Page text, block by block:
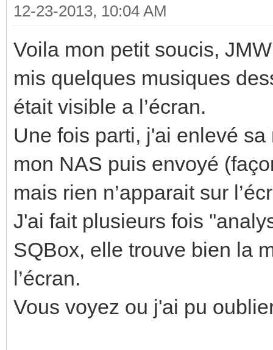
12-23-2013, 10:04 AM
Voila mon petit soucis,
mis quelques musiques
était visible a l’écran.
Une fois parti, j'ai enlevé
mon NAS puis envoyé
mais rien n’apparait sur
J'ai fait plusieurs fois
SQBox, elle trouve bien la
l’écran.
Vous voyez ou j'ai pu